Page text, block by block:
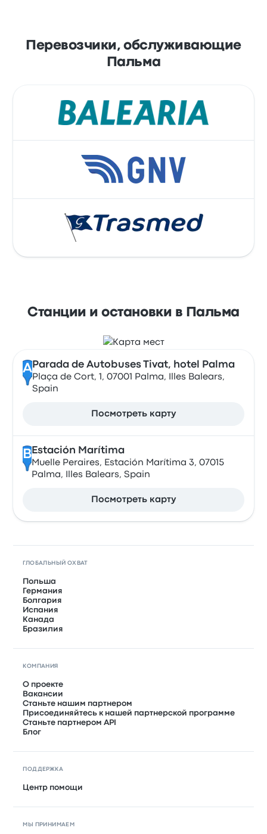
Перевозчики, обслуживающие
Пальма
Станции и остановки в Пальма
A Parada de Autobuses Tivat, hotel Palma
Plaça de Cort, 1, 07001 Palma, Illes Balears,
Spain
Посмотреть карту
B Estación Marítima
Muelle Peraires, Estación Marítima 3, 07015
Palma, Illes Balears, Spain
Посмотреть карту
ГЛОБАЛЬНЫЙ ОХВАТ
Польша
Германия
Болгария
Испания
Канада
Бразилия
КОМПАНИЯ
О проекте
Вакансии
Станьте нашим партнером
Присоединяйтесь к нашей партнерской программе
Станьте партнером API
Блог
ПОДДЕРЖКА
Центр помощи
МЫ ПРИНИМАЕМ